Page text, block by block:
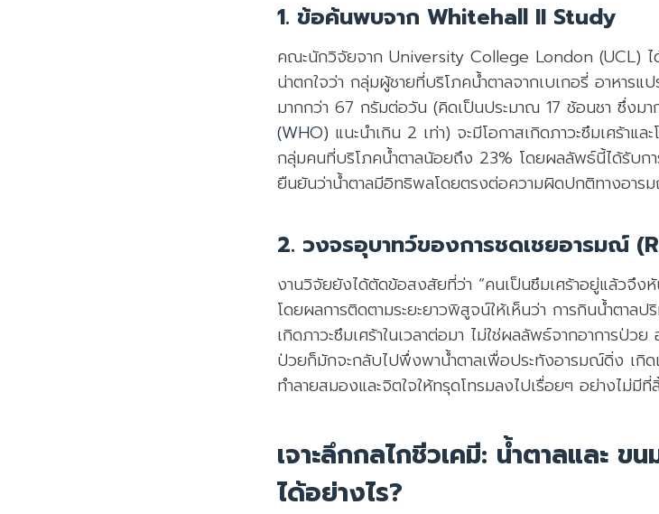
1. ข้อค้นพบจาก Whitehall II Study
คณะนักวิจัยจาก University College London (UCL) ไ
น่าตกใจว่า กลุ่มผู้ชายที่บริโภคน้ำตาลจากเบเกอรี่ อาหาร
มากกว่า 67 กรัมต่อวัน (คิดเป็นประมาณ 17 ช้อนชา ซึ่งม
(WHO) แนะนำเกิน 2 เท่า) จะมีโอกาสเกิดภาวะซึมเศร้า
กลุ่มคนที่บริโภคน้ำตาลน้อยถึง 23% โดยผลลัพธ์นี้ได้รับ
ยืนยันว่าน้ำตาลมีอิทธิพลโดยตรงต่อความผิดปกติทางอาร
2. วงจรอุบาทว์ของการชดเชยอารมณ์
งานวิจัยยังได้ตัดข้อสงสัยที่ว่า “คนเป็นซึมเศร้าอยู่แล้วจึง
โดยผลการติดตามระยะยาวพิสูจน์ให้เห็นว่า การกินน้ำตา
เกิดภาวะซึมเศร้าในเวลาต่อมา ไม่ใช่ผลลัพธ์จากอาการป่ว
ป่วยก็มักจะกลับไปพึ่งพาน้ำตาลเพื่อประทังอารมณ์ดิ่ง เกิ
ทำลายสมองและจิตใจให้ทรุดโทรมลงไปเรื่อยๆ อย่างไม่มี
เจาะลึกกลไกชีวเคมี: น้ำตาลและ ข
ได้อย่างไร?